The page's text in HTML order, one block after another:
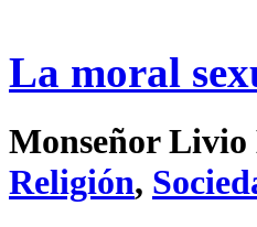
La moral
Monseñor Livio
Religión,